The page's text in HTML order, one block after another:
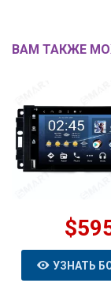
ВАМ ТАКЖЕ
УЗНАТЬ